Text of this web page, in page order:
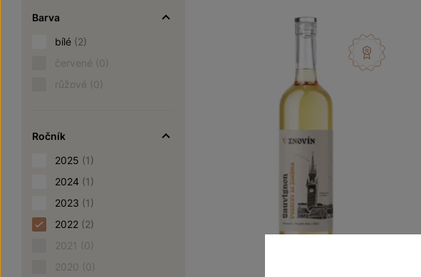
Barva
bílé (2)
červené (0)
růžové (0)
Ročník
2025 (1)
2024 (1)
2023 (1)
2022 (2)
2021 (0)
2020 (0)